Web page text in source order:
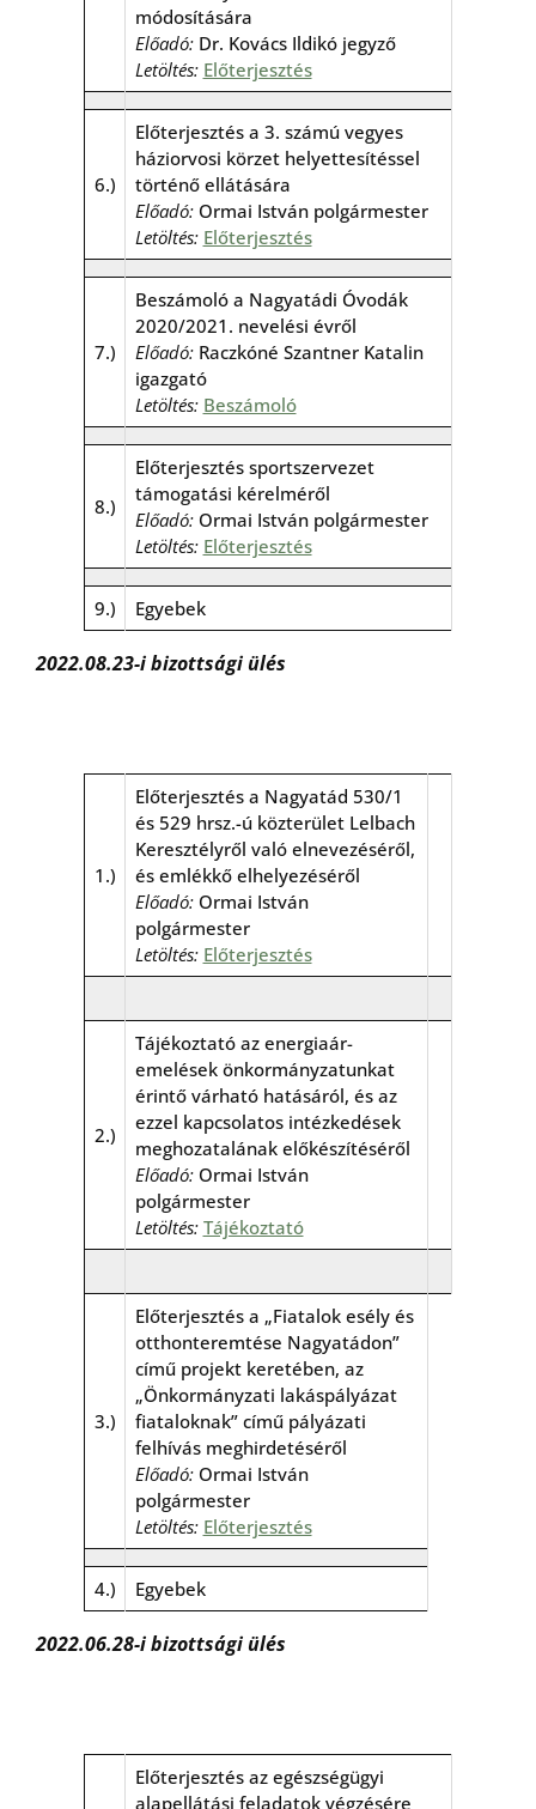
módosítására
Előadó: Dr. Kovács Ildikó jegyző
Letöltés: Előterjesztés
6.)
Előterjesztés a 3. számú vegyes
háziorvosi körzet helyettesítéssel
történő ellátására
Előadó: Ormai István polgármester
Letöltés: Előterjesztés
7.)
Beszámoló a Nagyatádi Óvodák
2020/2021. nevelési évről
Előadó: Raczkóné Szantner Katalin
igazgató
Letöltés: Beszámoló
8.)
Előterjesztés sportszervezet
támogatási kérelméről
Előadó: Ormai István polgármester
Letöltés: Előterjesztés
9.) Egyebek
2022.08.23-i bizottsági ülés
1.)
Előterjesztés a Nagyatád 530/1
és 529 hrsz.-ú közterület Lelbach
Keresztélyről való elnevezéséről,
és emlékkő elhelyezéséről
Előadó:Ormai István
polgármester
Letöltés: Előterjesztés
2.)
Tájékoztató az energiaár-
emelések önkormányzatunkat
érintő várható hatásáról, és az
ezzel kapcsolatos intézkedések
meghozatalának előkészítéséről
Előadó: Ormai István
polgármester
Letöltés: Tájékoztató
3.)
Előterjesztés a „Fiatalok esély és
otthonteremtése Nagyatádon”
című projekt keretében, az
„Önkormányzati lakáspályázat
fiataloknak” című pályázati
felhívás meghirdetéséről
Előadó:Ormai István
polgármester
Letöltés: Előterjesztés
4.) Egyebek
2022.06.28-i bizottsági ülés
Előterjesztés az egészségügyi
alapellátási feladatok végzésére